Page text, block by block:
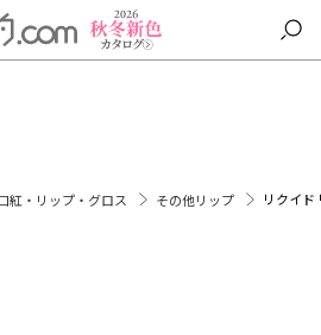
紅・リップ・グロス その他リップ リクイド